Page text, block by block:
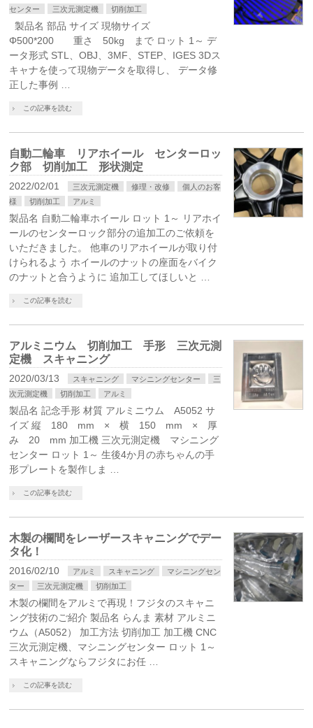
センター
三次元測定機 切削加工
製品名 部品 サイズ 現物サイズ
Φ500*200 重さ 50kg まで ロット 1～ デ
ータ形式 STL、OBJ、3MF、STEP、IGES 3Dス
キャナを使って現物データを取得し、 データ修
正した事例 …
この記事を読む
自動二輪車 リアホイール センターロッ
ク部 切削加工 形状測定
2022/02/01 三次元測定機 修理・改修
個人のお客
様
切削加工 アルミ
製品名 自動二輪車ホイール ロット 1～ リアホイ
ールのセンターロック部分の追加工のご依頼を
いただきました。 他車のリアホイールが取り付
けられるよう ホイールのナットの座面をバイク
のナットと合うように 追加工してほしいと …
この記事を読む
アルミニウム 切削加工 手形 三次元測
定機 スキャニング
2020/03/13 スキャニング マシニングセンター
三
次元測定機
切削加工 アルミ
製品名 記念手形 材質 アルミニウム A5052 サ
イズ 縦 180 mm × 横 150 mm × 厚
み 20 mm 加工機 三次元測定機 マシニング
センター ロット 1～ 生後4か月の赤ちゃんの手
形プレートを製作しま …
この記事を読む
木製の欄間をレーザースキャニングでデー
タ化！
2016/02/10 アルミ スキャニング
マシニングセン
ター
三次元測定機 切削加工
木製の欄間をアルミで再現！フジタのスキャニ
ング技術のご紹介 製品名 らんま 素材 アルミニ
ウム（A5052） 加工方法 切削加工 加工機 CNC
三次元測定機、マシニングセンター ロット 1～
スキャニングならフジタにお任 …
この記事を読む